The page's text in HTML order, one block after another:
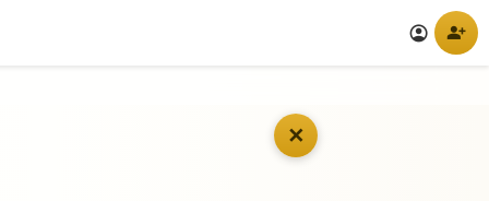
account_circle person_add
✕